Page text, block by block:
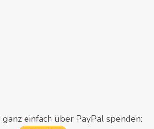
einfach über PayPal spenden: